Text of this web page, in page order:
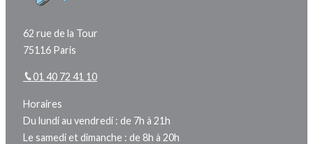
62 rue de la Tour
75116 Paris
01 40 72 41 10
Horaires
Du lundi au vendredi : de 7h à 21h
Le samedi et dimanche : de 8h à 20h